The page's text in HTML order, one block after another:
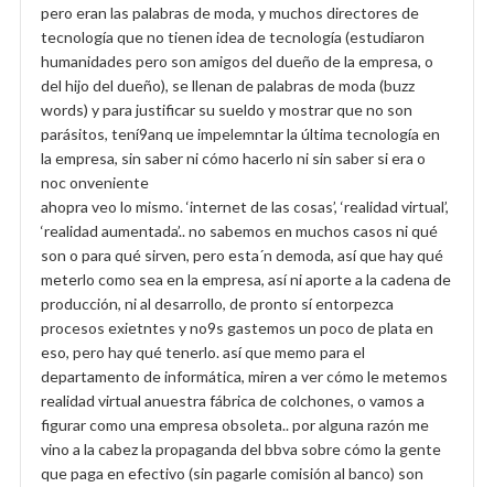
pero eran las palabras de moda, y muchos directores de
tecnología que no tienen idea de tecnología (estudiaron
humanidades pero son amigos del dueño de la empresa, o
del hijo del dueño), se llenan de palabras de moda (buzz
words) y para justificar su sueldo y mostrar que no son
parásitos, tení9anq ue impelemntar la última tecnología en
la empresa, sin saber ni cómo hacerlo ni sin saber si era o
noc onveniente
ahopra veo lo mismo. ‘internet de las cosas’, ‘realidad virtual’,
‘realidad aumentada’.. no sabemos en muchos casos ni qué
son o para qué sirven, pero esta´n demoda, así que hay qué
meterlo como sea en la empresa, así ni aporte a la cadena de
producción, ni al desarrollo, de pronto sí entorpezca
procesos exietntes y no9s gastemos un poco de plata en
eso, pero hay qué tenerlo. así que memo para el
departamento de informática, miren a ver cómo le metemos
realidad virtual anuestra fábrica de colchones, o vamos a
figurar como una empresa obsoleta.. por alguna razón me
vino a la cabez la propaganda del bbva sobre cómo la gente
que paga en efectivo (sin pagarle comisión al banco) son